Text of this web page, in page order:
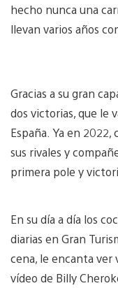
hecho nunca una
llevan varios años
Gracias a su gran
dos victorias, que le
España. Ya en
sus rivales y
primera pole y
En su día a día los
diarias en Gran
cena, le encanta ver
vídeo de Billy